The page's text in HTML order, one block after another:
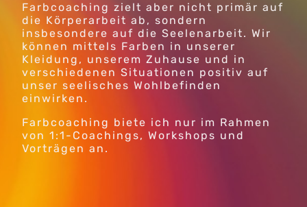
Farbcoaching zielt aber nicht primär auf
die Körperarbeit ab, sondern
insbesondere auf die Seelenarbeit. Wir
können mittels Farben in unserer
Kleidung, unserem Zuhause und in
verschiedenen Situationen positiv auf
unser seelisches Wohlbefinden
einwirken.
Farbcoaching biete ich nur im Rahmen
von 1:1-Coachings, Workshops und
Vorträgen an.